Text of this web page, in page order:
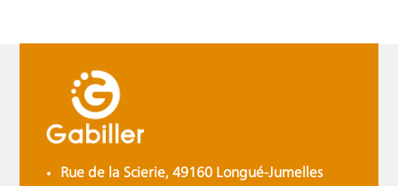
Rue de la Scierie, 49160 Longué-Jumelles